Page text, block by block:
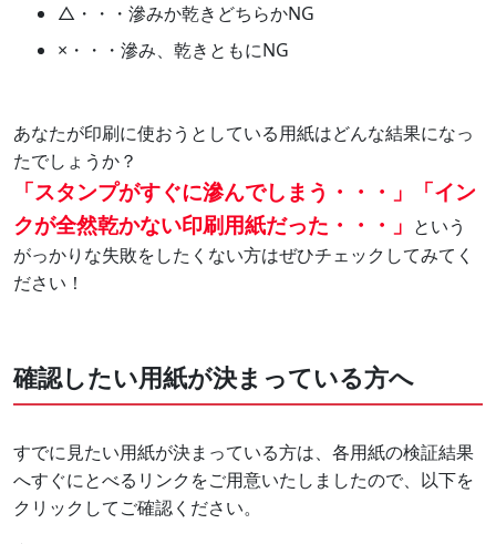
△・・・滲みか乾きどちらかNG
×・・・滲み、乾きともにNG
あなたが印刷に使おうとしている用紙はどんな結果になっ
たでしょうか？
「スタンプがすぐに滲んでしまう・・・」「イン
クが全然乾かない印刷用紙だった・・・」 という
がっかりな失敗をしたくない方はぜひチェックしてみてく
ださい！
確認したい用紙が決まっている方へ
すでに見たい用紙が決まっている方は、各用紙の検証結果
へすぐにとべるリンクをご用意いたしましたので、以下を
クリックしてご確認ください。